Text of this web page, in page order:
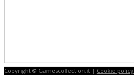
Copyright © Gamescollection.it | Cookie policy